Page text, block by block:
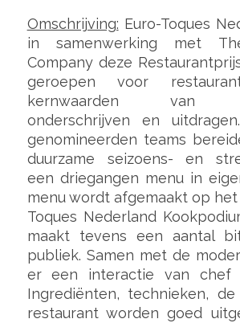
Omschrijving: Euro-Toques
in samenwerking met
Company deze
geroepen voor
kernwaarden van
onderschrijven en
genomineerden teams
duurzame seizoens- en
een driegangen menu in
menu wordt afgemaakt op het
Toques Nederland
maakt tevens een aantal
publiek. Samen met de
er een interactie van chef
Ingrediënten, technieken,
restaurant worden goed